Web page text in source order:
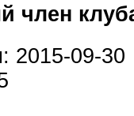
член
2015-09-30